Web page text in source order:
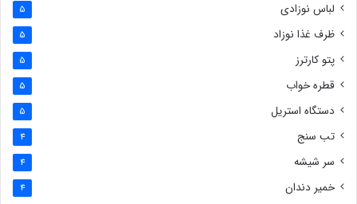
لباس نوزادی 5
ظرف غذا نوزاد 5
پتو کارترز 5
قطره خواب 5
دستگاه استریل 5
تب سنج 4
سر شیشه 4
خمیر دندان 4